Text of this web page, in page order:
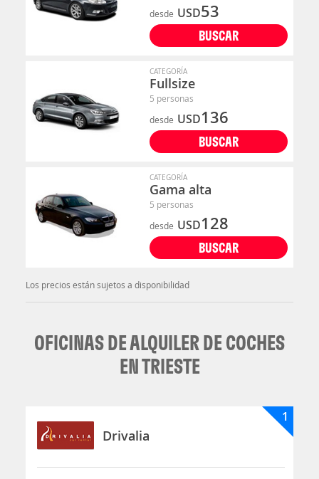
desde USD53
BUSCAR
CATEGORÍA
Fullsize
5 personas
desde USD136
BUSCAR
CATEGORÍA
Gama alta
5 personas
desde USD128
BUSCAR
Los precios están sujetos a disponibilidad
OFICINAS DE ALQUILER DE COCHES
EN TRIESTE
Drivalia
1